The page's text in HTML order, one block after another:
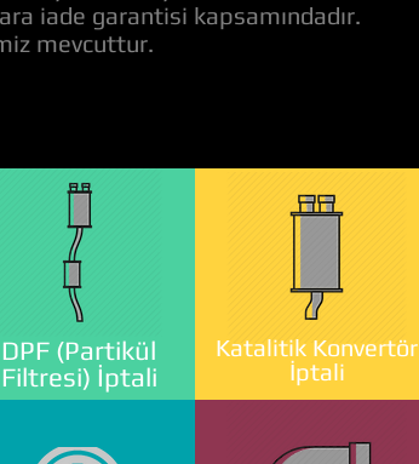
iade garantisi kapsamındadır.
mevcuttur.
DPF (Partikül
Filtresi) İptali
Katalitik Konvertör
İptali